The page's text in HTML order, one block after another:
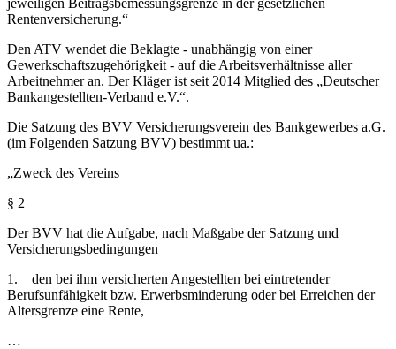
jeweiligen Beitragsbemessungsgrenze in der gesetzlichen
Rentenversicherung.“
Den ATV wendet die Beklagte - unabhängig von einer
Gewerkschaftszugehörigkeit - auf die Arbeitsverhältnisse aller
Arbeitnehmer an. Der Kläger ist seit 2014 Mitglied des „Deutscher
Bankangestellten-Verband e.V.“.
Die Satzung des BVV Versicherungsverein des Bankgewerbes a.G.
(im Folgenden Satzung BVV) bestimmt ua.:
„Zweck des Vereins
§ 2
Der BVV hat die Aufgabe, nach Maßgabe der Satzung und
Versicherungsbedingungen
1. den bei ihm versicherten Angestellten bei eintretender
Berufsunfähigkeit bzw. Erwerbsminderung oder bei Erreichen der
Altersgrenze eine Rente,
…